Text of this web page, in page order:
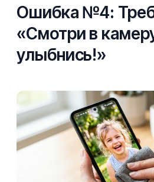
Ошибка №4:
«Смотри в
улыбнись!»